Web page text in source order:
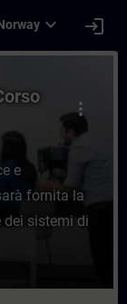
expand_more login
1 -
more_vert
e
fornita la
dei sistemi di